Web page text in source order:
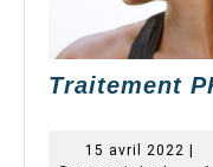
Traitement
15 avril 2022 15
|